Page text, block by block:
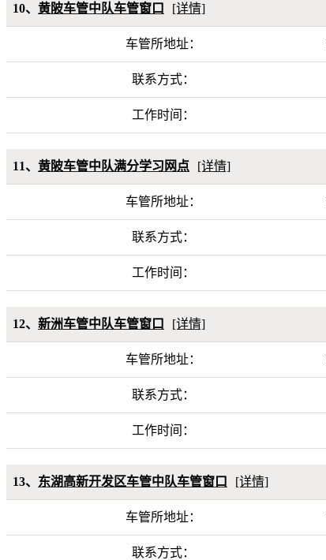
10、 黄陂车管中队车管窗口 [详情]
车管所地址：
联系方式：
工作时间：
11、 黄陂车管中队满分学习网点 [详情]
车管所地址：
联系方式：
工作时间：
12、 新洲车管中队车管窗口 [详情]
车管所地址：
联系方式：
工作时间：
13、 东湖高新开发区车管中队车管窗口 [详情]
车管所地址：
联系方式：